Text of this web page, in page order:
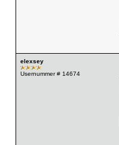
elexsey
Usernummer # 14674